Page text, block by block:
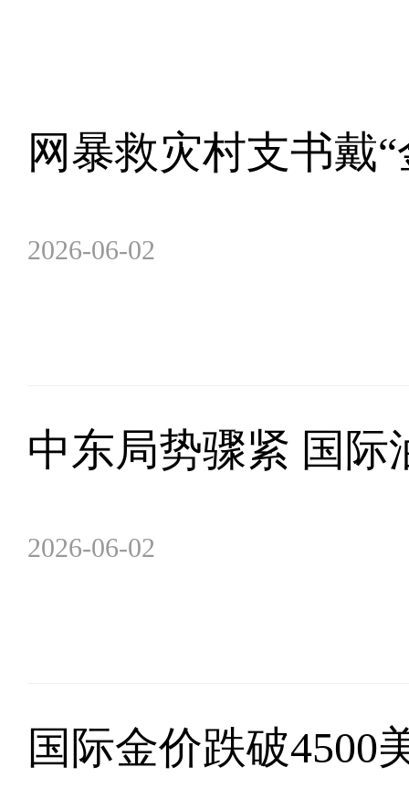
网暴救灾村支书戴
2026-06-02
中东局势骤紧 国际
2026-06-02
国际金价跌破4500